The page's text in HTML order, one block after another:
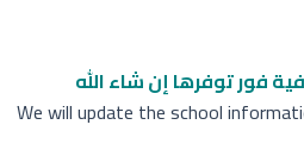
فور توفرها إن شاء الله
We will update the school